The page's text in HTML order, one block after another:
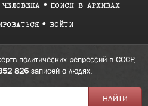
ПОИСК В АРХИВАХ
ВОЙТИ
политических репрессий в СССР,
826записей о людях.